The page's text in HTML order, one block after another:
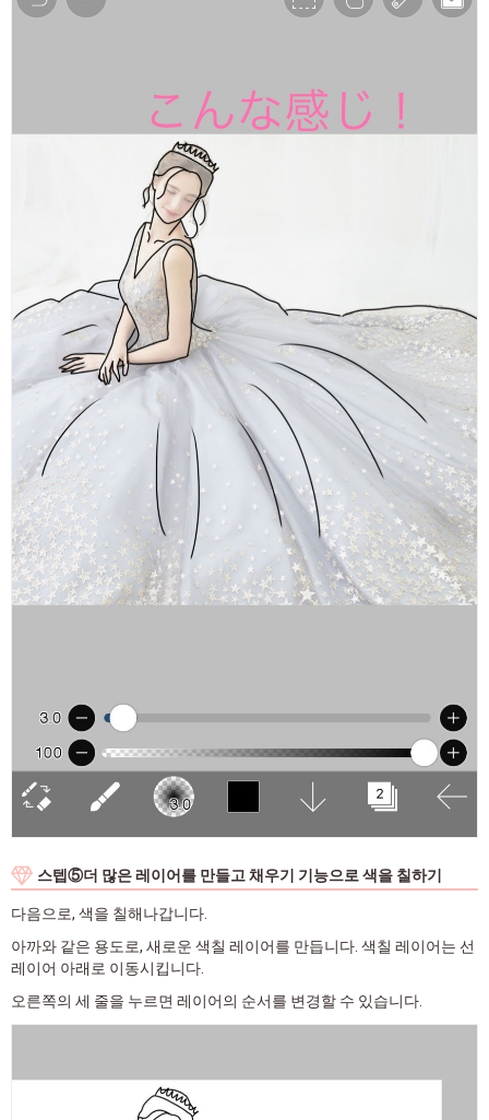
스텝⑤더 많은 레이어를 만들고 채우기 기능으로 색을 칠하기
다음으로, 색을 칠해나갑니다.
아까와 같은 용도로, 새로운 색칠 레이어를 만듭니다. 색칠 레이어는 선
레이어 아래로 이동시킵니다.
오른쪽의 세 줄을 누르면 레이어의 순서를 변경할 수 있습니다.